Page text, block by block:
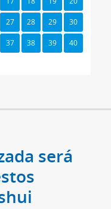
27 28 29 30
37 38 39 40
será